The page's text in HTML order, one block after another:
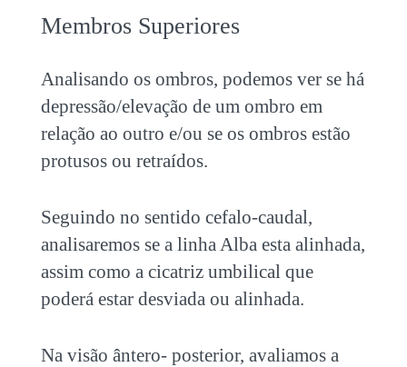
Membros Superiores
Analisando os ombros, podemos ver se há
depressão/elevação de um ombro em
relação ao outro e/ou se os ombros estão
protusos ou retraídos.
Seguindo no sentido cefalo-caudal,
analisaremos se a linha Alba esta alinhada,
assim como a cicatriz umbilical que
poderá estar desviada ou alinhada.
Na visão ântero- posterior, avaliamos a